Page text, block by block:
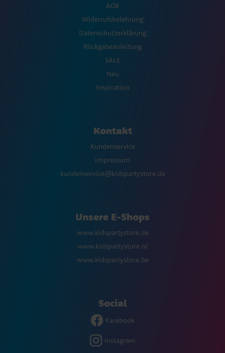
AGB
Widerrufsbelehrung
Datenschutzerklärung
Rückgabeanleitung
SALE
Neu
Inspiration
Kontakt
Kundenservice
Impressum
kundenservice@kidspartystore.de
Unsere E-Shops
www.kidspartystore.de
www.kidspartystore.nl
www.kidspartystore.be
Social
Facebook
Instagram